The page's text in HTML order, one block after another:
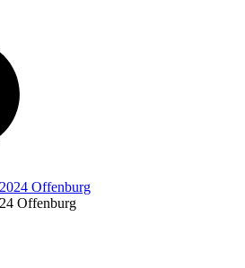
Offenburg